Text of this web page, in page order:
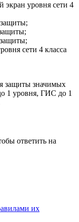
уровня сети 4
сети 4 класса
защиты значимых
1 уровня, ГИС до 1
ответить на
их